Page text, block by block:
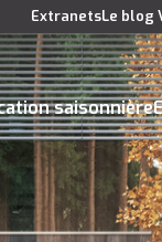
ExtranetsLe blog
saisonnière